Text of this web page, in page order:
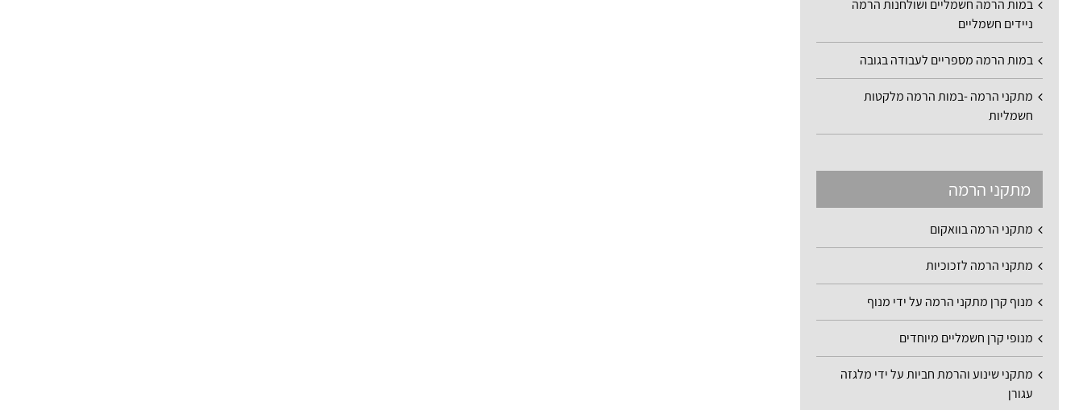
במות הרמה חשמליים ושולחנות הרמה
ניידים חשמליים
במות הרמה מספריים לעבודה בגובה
מתקני הרמה -במות הרמה מלקטות
חשמליות
מתקני הרמה
מתקני הרמה בוואקום
מתקני הרמה לזכוכיות
מנוף קרן מתקני הרמה על ידי מנוף
מנופי קרן חשמליים מיוחדים
מתקני שינוע והרמת חביות על ידי מלגזה
עגורן